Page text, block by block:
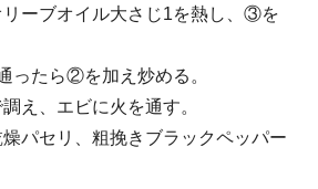
ーブオイル大さじ1を熱し、③を
ったら②を加え炒める。
え、エビに火を通す。
パセリ、粗挽きブラックペッパー